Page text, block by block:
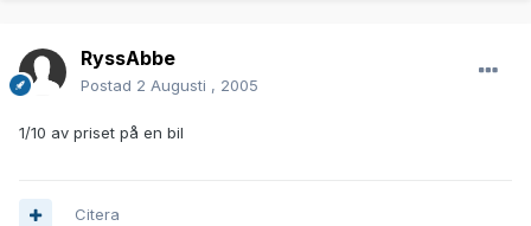
RyssAbbe
Postad 2 Augusti , 2005
1/10 av priset på en bil
Citera